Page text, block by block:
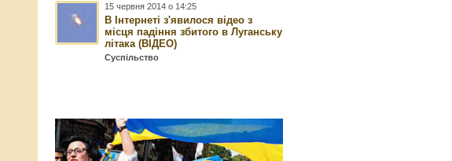
15 червня 2014 о 14:25
В Інтернеті з'явилося відео з
місця падіння збитого в Луганську
літака (ВІДЕО)
Суспільство